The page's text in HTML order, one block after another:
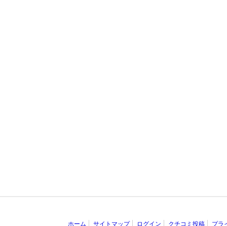
ホーム サイトマップ ログイン クチコミ投稿 プラ